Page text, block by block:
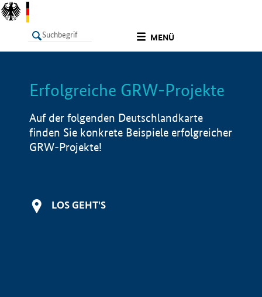
MENÜ
LISTE Info
Erfolgreiche GRW-Projekte
Auf der folgenden Deutschlandkarte
finden Sie konkrete Beispiele erfolgreicher
GRW-Projekte!
LOS GEHT'S